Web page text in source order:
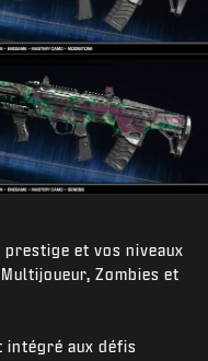
prestige et vos niveaux
Zombies et
intégré aux défis